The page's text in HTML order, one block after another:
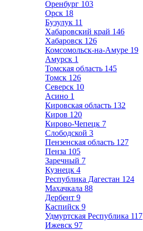
Оренбург 103
Орск 18
Бузулук 11
Хабаровский край 146
Хабаровск 126
Комсомольск-на-Амуре 19
Амурск 1
Томская область 145
Томск 126
Северск 10
Асино 1
Кировская область 132
Киров 120
Кирово-Чепецк 7
Слободской 3
Пензенская область 127
Пенза 105
Заречный 7
Кузнецк 4
Республика Дагестан 124
Махачкала 88
Дербент 9
Каспийск 9
Удмуртская Республика 117
Ижевск 97